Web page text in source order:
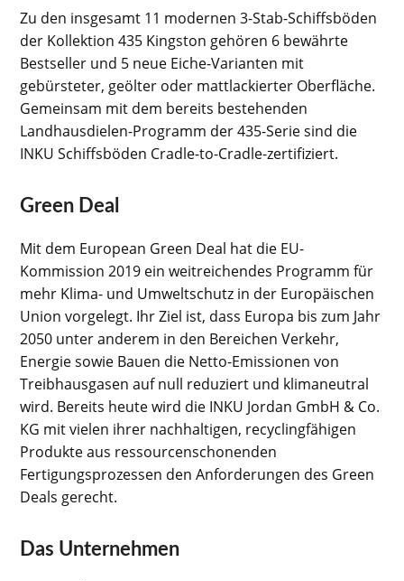
Zu den insgesamt 11 modernen 3-Stab-Schiffsböden
der Kollektion 435 Kingston gehören 6 bewährte
Bestseller und 5 neue Eiche-Varianten mit
gebürsteter, geölter oder mattlackierter Oberfläche.
Gemeinsam mit dem bereits bestehenden
Landhausdielen-Programm der 435-Serie sind die
INKU Schiffsböden Cradle-to-Cradle-zertifiziert.
Green Deal
Mit dem European Green Deal hat die EU-
Kommission 2019 ein weitreichendes Programm für
mehr Klima- und Umweltschutz in der Europäischen
Union vorgelegt. Ihr Ziel ist, dass Europa bis zum Jahr
2050 unter anderem in den Bereichen Verkehr,
Energie sowie Bauen die Netto-Emissionen von
Treibhausgasen auf null reduziert und klimaneutral
wird. Bereits heute wird die INKU Jordan GmbH & Co.
KG mit vielen ihrer nachhaltigen, recyclingfähigen
Produkte aus ressourcenschonenden
Fertigungsprozessen den Anforderungen des Green
Deals gerecht.
Das Unternehmen